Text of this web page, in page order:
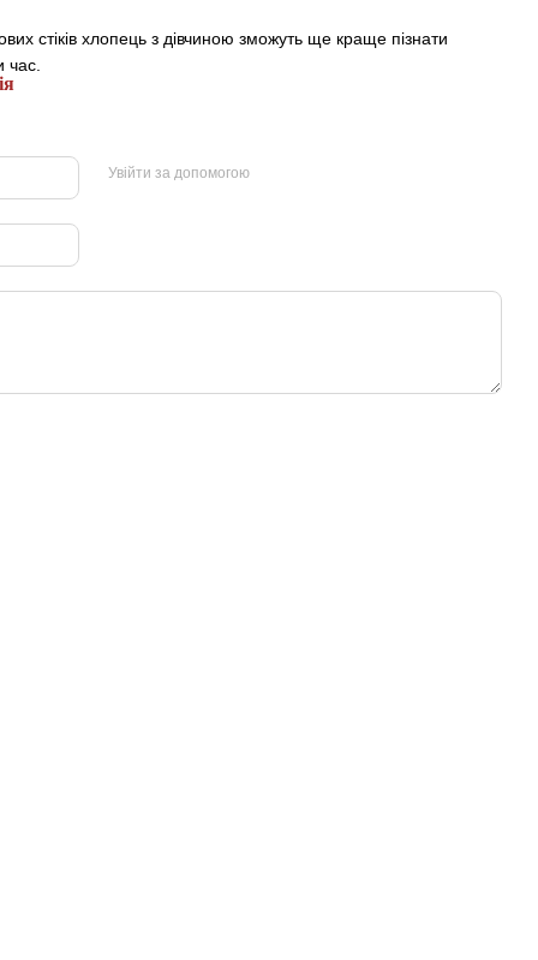
стіків хлопець з дівчиною зможуть ще краще пізнати
час.
Увійти за допомогою